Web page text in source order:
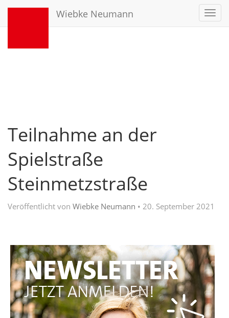
Wiebke Neumann
Teilnahme an der
Spielstraße
Steinmetzstraße
Veröffentlicht von Wiebke Neumann • 20. September 2021